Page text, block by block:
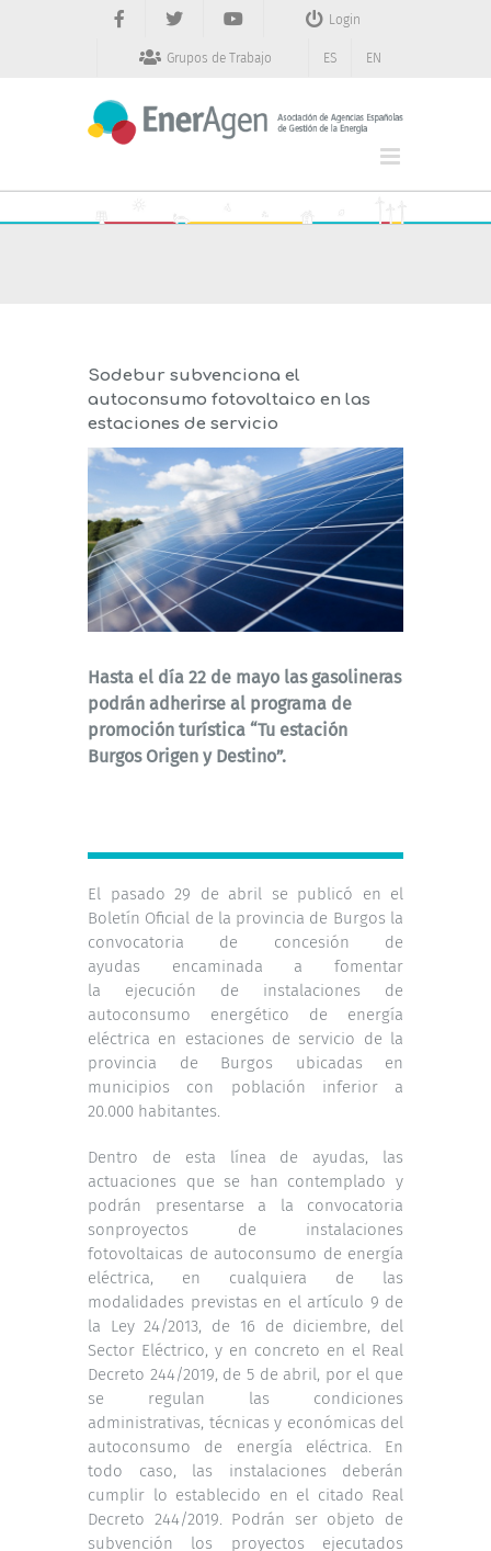
Login
Grupos de Trabajo ES EN
Sodebur subvenciona el
autoconsumo fotovoltaico en las
estaciones de servicio
Hasta el día 22 de mayo las gasolineras
podrán adherirse al programa de
promoción turística “Tu estación
Burgos Origen y Destino”.
El pasado 29 de abril se publicó en el
Boletín Oficial de la provincia de Burgos la
convocatoria de concesión de
ayudas encaminada a fomentar
la ejecución de instalaciones de
autoconsumo energético de energía
eléctrica en estaciones de servicio de la
provincia de Burgos ubicadas en
municipios con población inferior a
20.000 habitantes.
Dentro de esta línea de ayudas, las
actuaciones que se han contemplado y
podrán presentarse a la convocatoria
sonproyectos de instalaciones
fotovoltaicas de autoconsumo de energía
eléctrica, en cualquiera de las
modalidades previstas en el artículo 9 de
la Ley 24/2013, de 16 de diciembre, del
Sector Eléctrico, y en concreto en el Real
Decreto 244/2019, de 5 de abril, por el que
se regulan las condiciones
administrativas, técnicas y económicas del
autoconsumo de energía eléctrica. En
todo caso, las instalaciones deberán
cumplir lo establecido en el citado Real
Decreto 244/2019. Podrán ser objeto de
subvención los proyectos ejecutados